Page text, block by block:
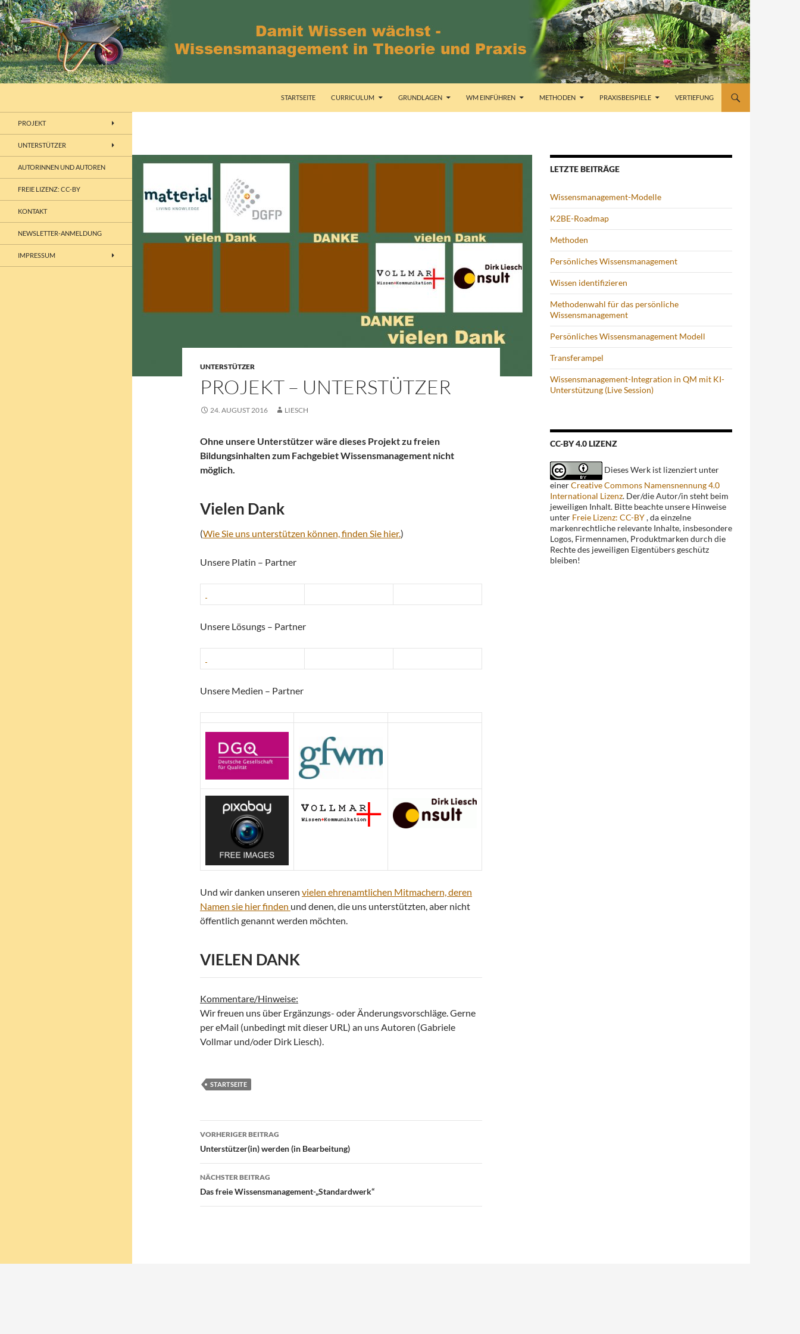
Zum
Inhalt
springen
STARTSEITE CURRICULUM GRUNDLAGEN WM EINFÜHREN METHODEN PRAXISBEISPIELE VERTIEFUNG
UNTERSTÜTZER
PROJEKT – UNTERSTÜTZER
24. AUGUST 2016 LIESCH
Ohne unsere Unterstützer wäre dieses Projekt zu freien
Bildungsinhalten zum Fachgebiet Wissensmanagement nicht
möglich.
Vielen Dank
(Wie Sie uns unterstützen können, finden Sie hier.)
Unsere Platin – Partner
Unsere Lösungs – Partner
Unsere Medien – Partner
Und wir danken unseren vielen ehrenamtlichen Mitmachern, deren
Namen sie hier finden und denen, die uns unterstützten, aber nicht
öffentlich genannt werden möchten.
VIELEN DANK
Kommentare/Hinweise:
Wir freuen uns über Ergänzungs- oder Änderungsvorschläge. Gerne
per eMail (unbedingt mit dieser URL) an uns Autoren (Gabriele
Vollmar und/oder Dirk Liesch).
STARTSEITE
Beitragsnavigation
VORHERIGER BEITRAG
Unterstützer(in) werden (in Bearbeitung)
NÄCHSTER BEITRAG
Das freie Wissensmanagement-„Standardwerk“
LETZTE BEITRÄGE
Wissensmanagement-Modelle
K2BE-Roadmap
Methoden
Persönliches Wissensmanagement
Wissen identifizieren
Methodenwahl für das persönliche
Wissensmanagement
Persönliches Wissensmanagement Modell
Transferampel
Wissensmanagement-Integration in QM mit KI-
Unterstützung (Live Session)
CC-BY 4.0 LIZENZ
Dieses Werk ist lizenziert unter
einerCreative Commons Namensnennung 4.0
International Lizenz. Der/die Autor/in steht beim
jeweiligen Inhalt. Bitte beachte unsere Hinweise
unter Freie Lizenz: CC-BY, da einzelne
markenrechtliche relevante Inhalte, insbesondere
Logos, Firmennamen, Produktmarken durch die
Rechte des jeweiligen Eigentübers geschütz
bleiben!
Site
PROJEKT
UNTERSTÜTZER
AUTORINNEN UND AUTOREN
FREIE LIZENZ: CC-BY
KONTAKT
NEWSLETTER-ANMELDUNG
IMPRESSUM